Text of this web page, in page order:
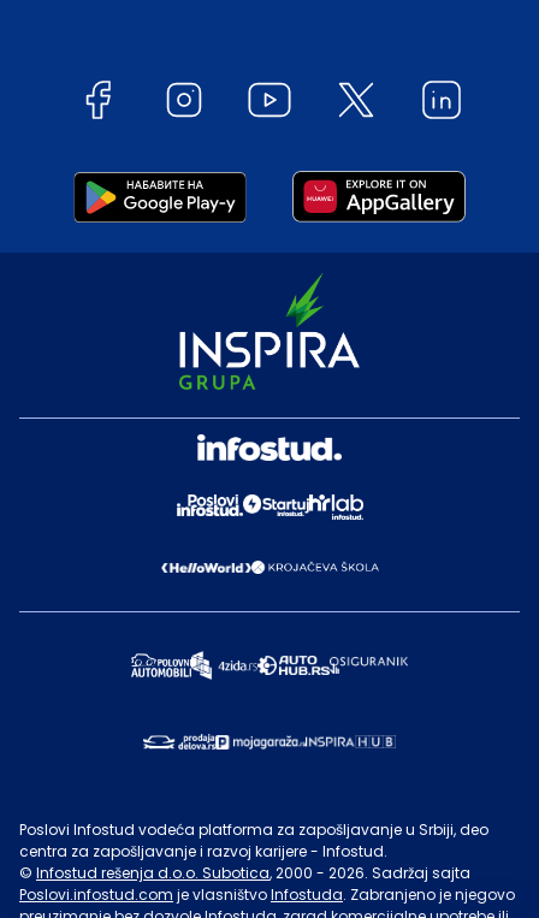
Poslovi Infostud vodeća platforma za zapošljavanje u Srbiji, deo
centra za zapošljavanje i razvoj karijere - Infostud.
© Infostud rešenja d.o.o. Subotica, 2000 - 2026. Sadržaj sajta
Poslovi.infostud.com je vlasništvoInfostuda. Zabranjeno je njegovo